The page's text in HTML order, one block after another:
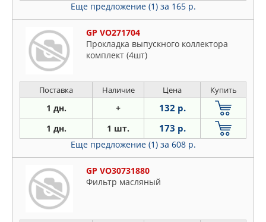
Еще предложение (1) за 165 р.
GP VO271704
Прокладка выпускного коллектора
комплект (4шт)
Поставка Наличие Цена Купить
1 дн. + 132 р.
1 дн. 1 шт. 173 р.
Еще предложение (1) за 608 р.
GP VO30731880
Фильтр масляный